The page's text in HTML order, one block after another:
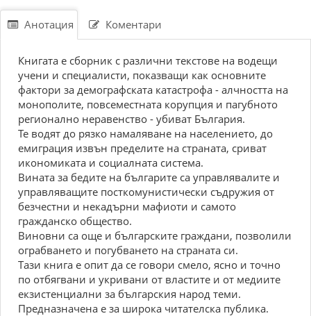
Анотация Коментари
Книгата е сборник с различни текстове на водещи
учени и специалисти, показващи как основните
фактори за демографската катастрофа - алчността на
монополите, повсеместната корупция и пагубното
регионално неравенство - убиват България.
Те водят до рязко намаляване на населението, до
емиграция извън пределите на страната, сриват
икономиката и социалната система.
Вината за бедите на българите са управлявалите и
управляващите посткомунистически съдружия от
безчестни и некадърни мафиоти и самото
гражданско общество.
Виновни са още и българските граждани, позволили
ограбването и погубването на страната си.
Тази книга е опит да се говори смело, ясно и точно
по отбягвани и укривани от властите и от медиите
екзистенциални за българския народ теми.
Предназначена е за широка читателска публика.